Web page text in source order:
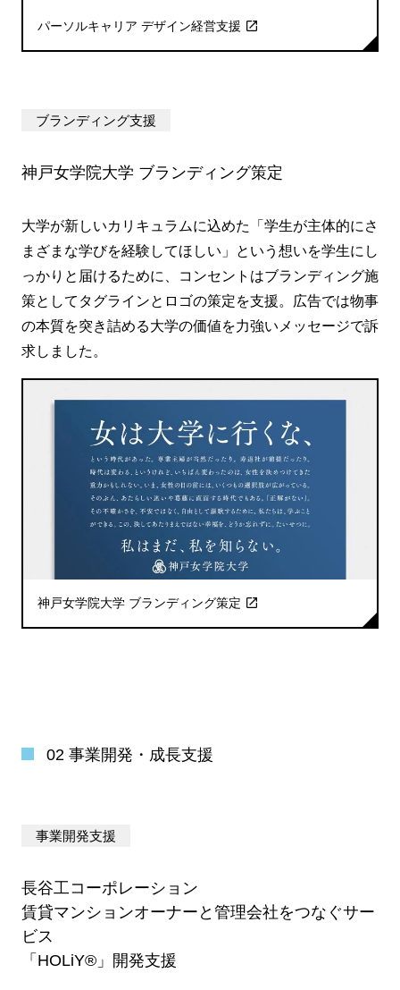
パーソルキャリア デザイン経営支援
ブランディング支援
神戸女学院大学 ブランディング策定
大学が新しいカリキュラムに込めた「学生が主体的にさ
まざまな学びを経験してほしい」という想いを学生にし
っかりと届けるために、コンセントはブランディング施
策としてタグラインとロゴの策定を支援。広告では物事
の本質を突き詰める大学の価値を力強いメッセージで訴
求しました。
神戸女学院大学 ブランディング策定
02 事業開発・成長支援
事業開発支援
長谷工コーポレーション
賃貸マンションオーナーと管理会社をつなぐサー
ビス
「HOLiY®」開発支援